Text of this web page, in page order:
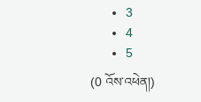
3
4
5
(0 འོས་འཕེན།)